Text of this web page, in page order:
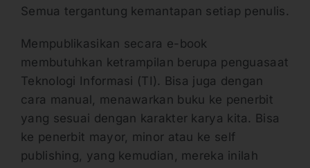
Semua tergantung kemantapan setiap penulis.
Mempublikasikan secara e-book
membutuhkan ketrampilan berupa penguasaat
Teknologi Informasi (TI). Bisa juga dengan
cara manual, menawarkan buku ke penerbit
yang sesuai dengan karakter karya kita. Bisa
ke penerbit mayor, minor atau ke self
publishing, yang kemudian, mereka inilah